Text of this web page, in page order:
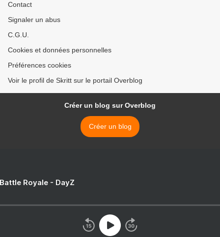
Contact
Signaler un abus
C.G.U.
Cookies et données personnelles
Préférences cookies
Voir le profil de Skritt sur le portail Overblog
Créer un blog sur Overblog
Créer un blog
Royale - DayZ